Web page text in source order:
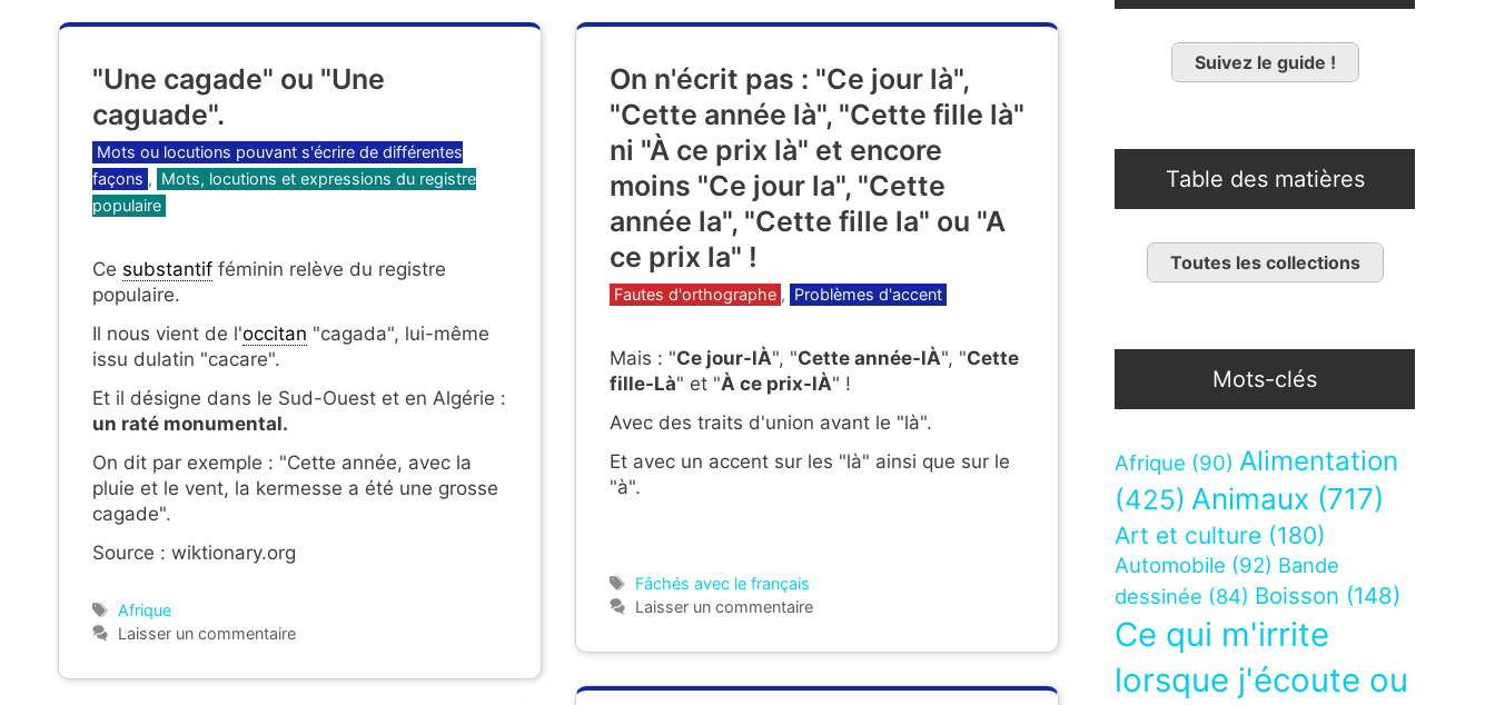
"Une cagade" ou "Une
caguade".
Catégories
Mots ou locutions pouvant s'écrire de différentes
façons , Mots, locutions et expressions du registre
populaire
Ce substantif féminin relève du registre
populaire.
Il nous vient de l'occitan "cagada", lui-même
issu dulatin "cacare".
Et il désigne dans le Sud-Ouest et en Algérie :
un raté monumental.
On dit par exemple : "Cette année, avec la
pluie et le vent, la kermesse a été une grosse
cagade".
Source : wiktionary.org
Étiquettes
Afrique
Laisser un commentaire
On n'écrit pas : "Ce jour là",
"Cette année là", "Cette fille là"
ni "À ce prix là" et encore
moins "Ce jour la", "Cette
année la", "Cette fille la" ou "A
ce prix la" !
Catégories
Fautes d'orthographe , Problèmes d'accent
Mais : "Ce jour-lÀ", "Cette année-lÀ", "Cette
fille-Là" et "À ce prix-lÀ" !
Avec des traits d'union avant le "là".
Et avec un accent sur les "là" ainsi que sur le
"à".
Étiquettes
Fâchés avec le français
Laisser un commentaire
Suivez le guide !
Table des matières
Toutes les collections
Mots-clés
Afrique (90) Alimentation
(425) Animaux (717)
Art et culture (180)
Automobile (92) Bande
dessinée (84) Boisson (148)
Ce qui m'irrite
lorsque j'écoute ou